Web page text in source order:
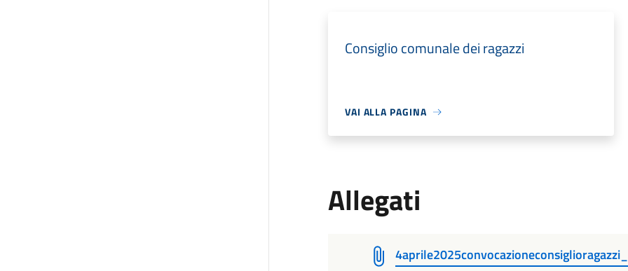
Consiglio comunale dei ragazzi
VAI ALLA PAGINA
Allegati